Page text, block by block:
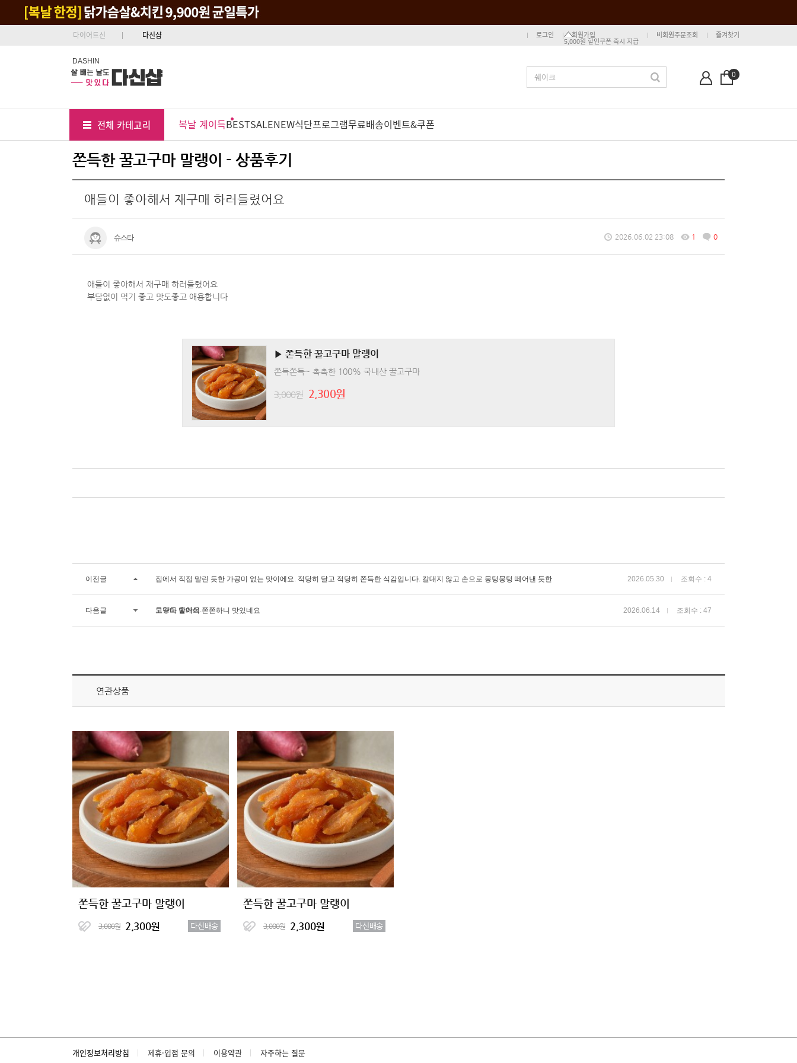
다이어트신 다신샵 로그인 회원가입
5,000원 할인쿠폰 즉시 지급
비회원주문조회 즐겨찾기
DASHIN
0
전체 카테고리 복날 계이득BESTSALENEW식단프로그램무료배송이벤트&쿠폰
쫀득한 꿀고구마 말랭이 - 상품후기
애들이 좋아해서 재구매 하러들렸어요
슈스타 2026.06.02 23:08 1 0
애들이 좋아해서 재구매 하러들렸어요
부담없이 먹기 좋고 맛도좋고 애용합니다
▶ 쫀득한 꿀고구마 말랭이
쫀득쫀득~ 촉촉한 100% 국내산 꿀고구마
3,000원 2,300원
이전글 집에서 직접 말린 듯한 가공미 없는 맛이에요. 적당히 달고 적당히 쫀득한 식감입니다. 칼대지 않고 손으로 뭉텅뭉텅 떼어낸 듯한
모양도 좋아요.
2026.05.30 조회수 : 4
다음글 고구마 말래이 쫀쫀하니 맛있네요 2026.06.14 조회수 : 47
연관상품
쫀득한 꿀고구마 말랭이
3,000원 2,300원 다신배송
쫀득한 꿀고구마 말랭이
3,000원 2,300원 다신배송
개인정보처리방침 제휴·입점 문의 이용약관 자주하는 질문